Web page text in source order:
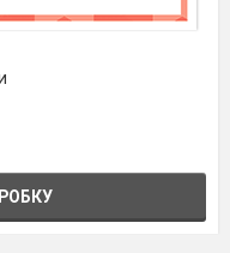
Д(6;-3)